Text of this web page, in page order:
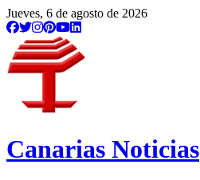
Jueves, 6 de agosto de 2026
Canarias Noticias
/etiqueta/guarapo